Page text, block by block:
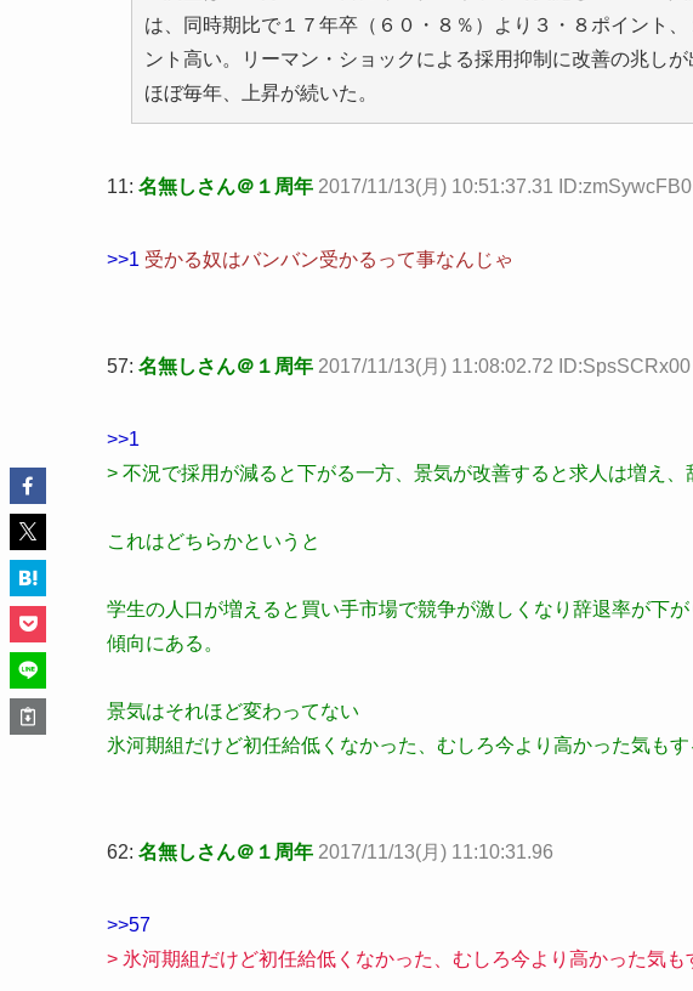
は、同時期比で１７年卒（６０・８％）より３・８ポイント
ント高い。リーマン・ショックによる採用抑制に改善の兆し
ほぼ毎年、上昇が続いた。
11: 名無しさん＠１周年 2017/11/13(月) 10:51:37.31 ID:zmSywcFB0
>>1 受かる奴はバンバン受かるって事なんじゃ
57: 名無しさん＠１周年 2017/11/13(月) 11:08:02.72 ID:SpsSCRx00
>>1
> 不況で採用が減ると下がる一方、景気が改善すると求人は増え、
これはどちらかというと
学生の人口が増えると買い手市場で競争が激しくなり辞退率が下
傾向にある。
景気はそれほど変わってない
氷河期組だけど初任給低くなかった、むしろ今より高かった気もす
62: 名無しさん＠１周年 2017/11/13(月) 11:10:31.96
>>57
> 氷河期組だけど初任給低くなかった、むしろ今より高かった気も